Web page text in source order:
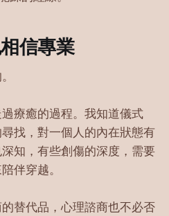
信專業
療癒的過程。我知道儀式
找，對一個人的內在狀態有
知，有些創傷的深度，需要
伴穿越。
替代品，心理諮商也不必否